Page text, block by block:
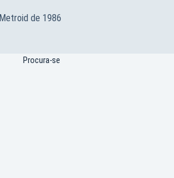
de 1986
Procura-se